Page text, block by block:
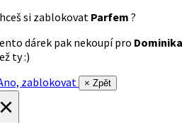
si zablokovat Parfem ?
dárek pak nekoupí pro
ty :)
zablokovat
× Zpět